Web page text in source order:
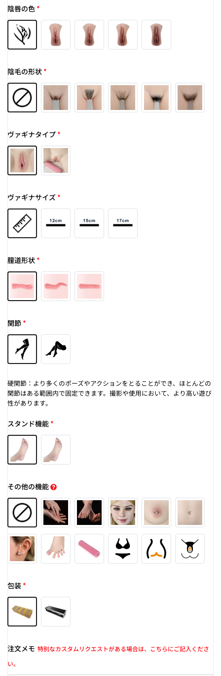
陰唇の色 *
陰毛の形状 *
ヴァギナタイプ *
ヴァギナサイズ *
膣道形状 *
関節 *
硬関節：より多くのポーズやアクションをとることができ、ほとんどの
関節はある範囲内で固定できます。撮影や使用において、より高い遊び
性があります。
スタンド機能 *
その他の機能
包装 *
注文メモ 特別なカスタムリクエストがある場合は、こちらにご記入くださ
い。